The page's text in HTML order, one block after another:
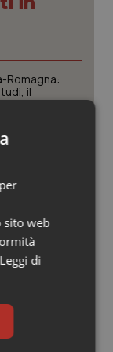
Romagna:
il
cinque
di
al lavoro,
d’attesa
e legittima
sito web
Leggi di